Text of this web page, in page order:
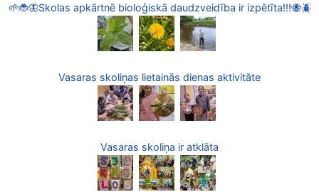
🌱🐞🦋Skolas apkārtnē bioloģiskā daudzveidība ir izpētīta!!!🐝🪲
Vasaras skoliņas lietainās dienas aktivitāte
Vasaras skoliņa ir atklāta